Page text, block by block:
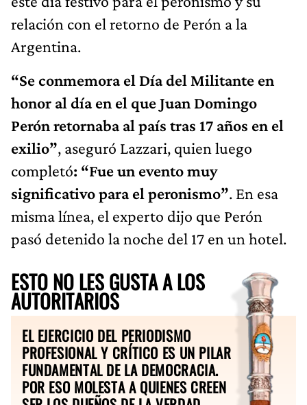
relación con el retorno de Perón a la
Argentina.
“Se conmemora el Día del Militante en
honor al día en el que Juan Domingo
Perón retornaba al país tras 17 años en el
exilio”, aseguró Lazzari, quien luego
completó: “Fue un evento muy
significativo para el peronismo”. En esa
misma línea, el experto dijo que Perón
pasó detenido la noche del 17 en un hotel.
ESTO NO LES GUSTA A LOS
AUTORITARIOS
EL EJERCICIO DEL PERIODISMO
PROFESIONAL Y CRÍTICO ES UN PILAR
FUNDAMENTAL DE LA DEMOCRACIA.
POR ESO MOLESTA A QUIENES CREEN